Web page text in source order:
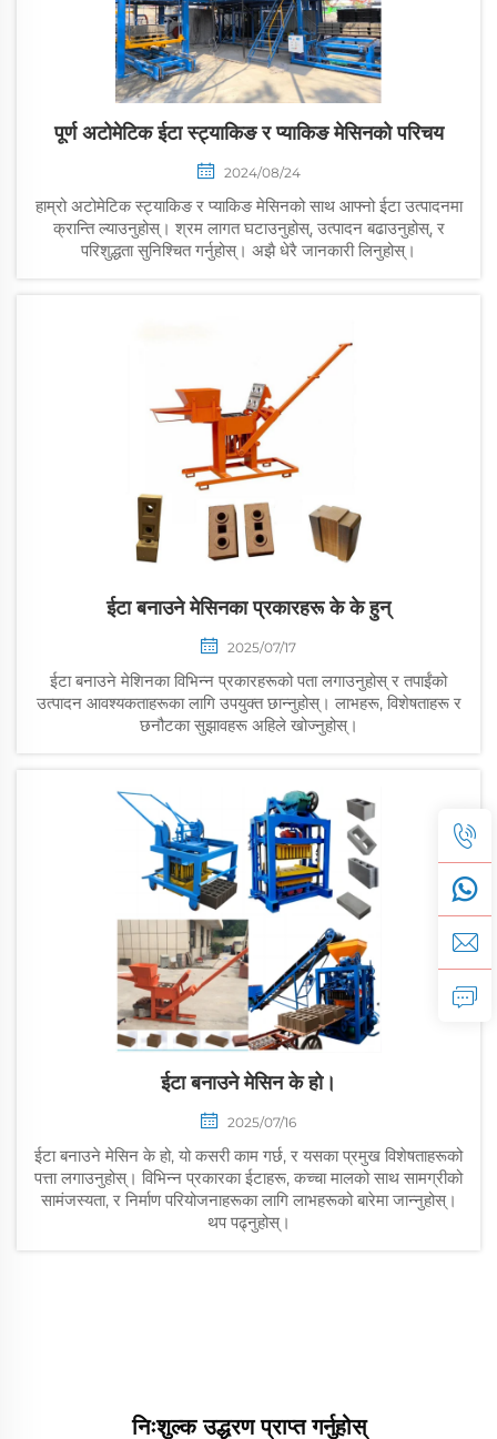
पूर्ण अटोमेटिक ईटा स्ट्याकिङ र प्याकिङ मेसिनको परिचय
2024/08/24
हाम्रो अटोमेटिक स्ट्याकिङ र प्याकिङ मेसिनको साथ आफ्नो ईटा उत्पादनमा
क्रान्ति ल्याउनुहोस्। श्रम लागत घटाउनुहोस्, उत्पादन बढाउनुहोस्, र
परिशुद्धता सुनिश्चित गर्नुहोस्। अझै धेरै जानकारी लिनुहोस्।
ईटा बनाउने मेसिनका प्रकारहरू के के हुन्
2025/07/17
ईटा बनाउने मेशिनका विभिन्न प्रकारहरूको पता लगाउनुहोस् र तपाईंको
उत्पादन आवश्यकताहरूका लागि उपयुक्त छान्नुहोस्। लाभहरू, विशेषताहरू र
छनौटका सुझावहरू अहिले खोज्नुहोस्।
ईटा बनाउने मेसिन के हो।
2025/07/16
ईटा बनाउने मेसिन के हो, यो कसरी काम गर्छ, र यसका प्रमुख विशेषताहरूको
पत्ता लगाउनुहोस्। विभिन्न प्रकारका ईटाहरू, कच्चा मालको साथ सामग्रीको
सामंजस्यता, र निर्माण परियोजनाहरूका लागि लाभहरूको बारेमा जान्नुहोस्।
थप पढ्नुहोस्।
निःशुल्क उद्धरण प्राप्त गर्नुहोस्